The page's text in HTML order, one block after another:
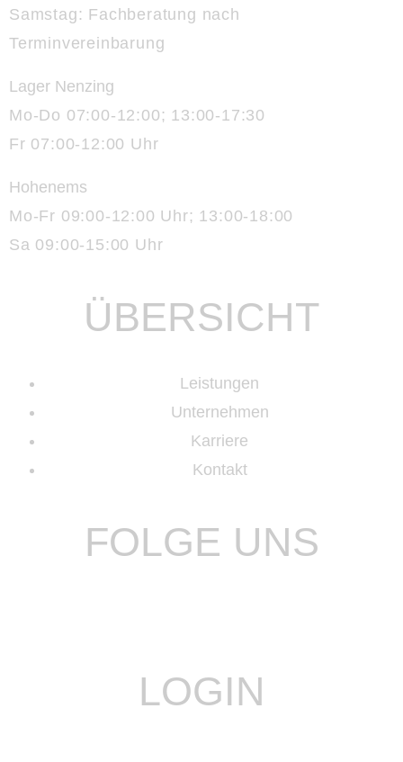
Samstag: Fachberatung nach
Terminvereinbarung
Lager Nenzing
Mo-Do 07:00-12:00; 13:00-17:30
Fr 07:00-12:00 Uhr
Hohenems
Mo-Fr 09:00-12:00 Uhr; 13:00-18:00
Sa 09:00-15:00 Uhr
ÜBERSICHT
Leistungen
Unternehmen
Karriere
Kontakt
FOLGE UNS
LOGIN